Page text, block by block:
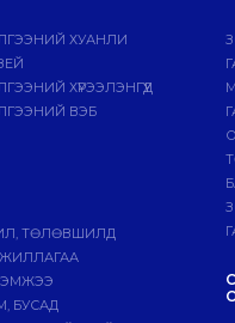
ХУАНЛИ
ХҮРЭЭЛЭНГҮҮД
ВЭБ
ТӨЛӨВШИЛД
БУСАД